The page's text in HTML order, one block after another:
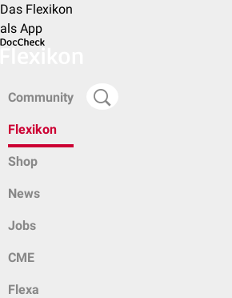
Das Flexikon
als App
Community
Flexikon
Shop
News
Jobs
CME
Flexa